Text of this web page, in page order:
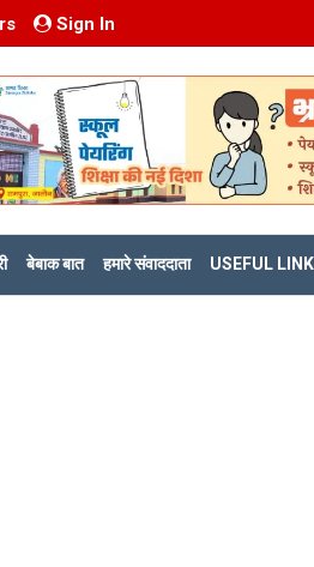
Sign In
बेबाक बात हमारे संवाददाता USEFUL